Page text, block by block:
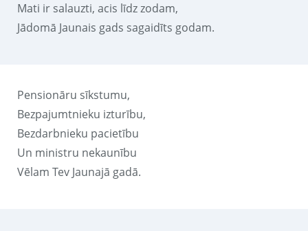
Mati ir salauzti, acis līdz zodam,
Jādomā Jaunais gads sagaidīts godam.
Pensionāru sīkstumu,
Bezpajumtnieku izturību,
Bezdarbnieku pacietību
Un ministru nekaunību
Vēlam Tev Jaunajā gadā.